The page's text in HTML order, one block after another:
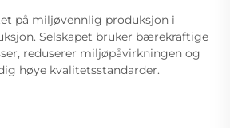
på miljøvennlig produksjon i
Selskapet bruker bærekraftige
reduserer miljøpåvirkningen og
høye kvalitetsstandarder.